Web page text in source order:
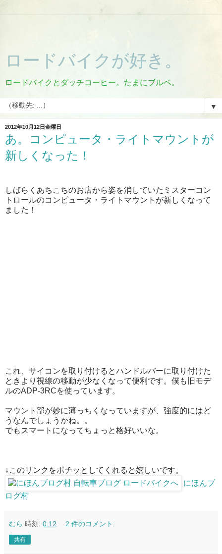
ロードバイクが好き。
ロードバイクとダッチコーヒー。たまにブルベ。
▼
2012年10月12日金曜日
あ。コンピュータ・ライトマウントが
新しくなった！
しばらくあちこちのお店から姿を消していたミスターコン
トロールのコンピュータ・ライトマウントが新しくなって
ました！
これ、サイコンを取り付けるとハンドルバーに取り付けた
ときより視線の移動が少なくなって便利です。僕も旧モデ
ルのADP-3RCを使っています。
マウント部が妙に薄っちくなっていますが、強度的にはど
うなんでしょうかね。。
でもスマートになってちょっと格好いいな。
↓このリンクをポチッとしてくれると嬉しいです。
にほんブ
ログ村
むら 時刻: 0:12 2 件のコメント:
共有